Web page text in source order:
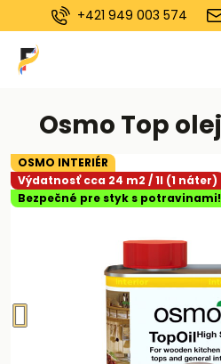
+421 949 003 574
OSMO INTERIÉR
Výdatnosť cca 24 m2 / 1l (1 náter)
Bezpečné pre styk s potravinami!
Osmo Top